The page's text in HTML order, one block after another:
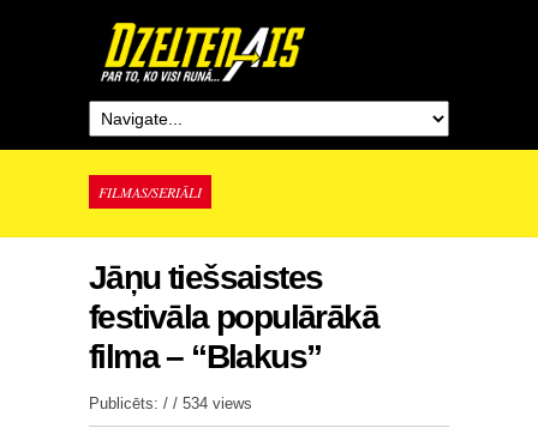
FILMAS/SERIĀLI
Jāņu tiešsaistes
festivāla populārākā
filma – “Blakus”
Publicēts: / / 534 views